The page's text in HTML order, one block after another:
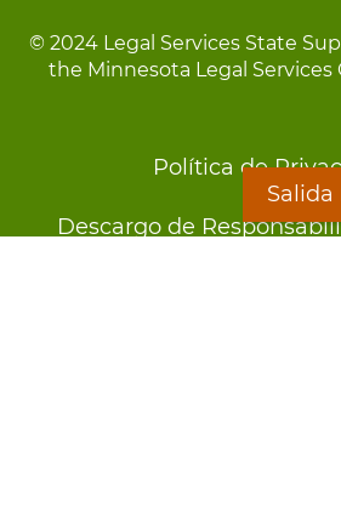
© 2024 Legal Services State
the Minnesota Legal Services
Política de
Descargo de
Salida